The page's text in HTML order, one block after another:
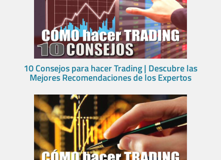
10 Consejos para hacer Trading | Descubre las
Mejores Recomendaciones de los Expertos